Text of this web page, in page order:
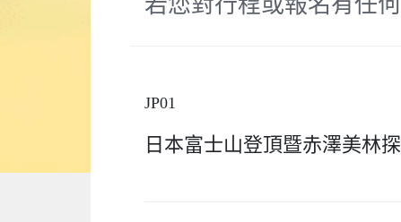
JP01
日本富士山登頂暨赤澤美林